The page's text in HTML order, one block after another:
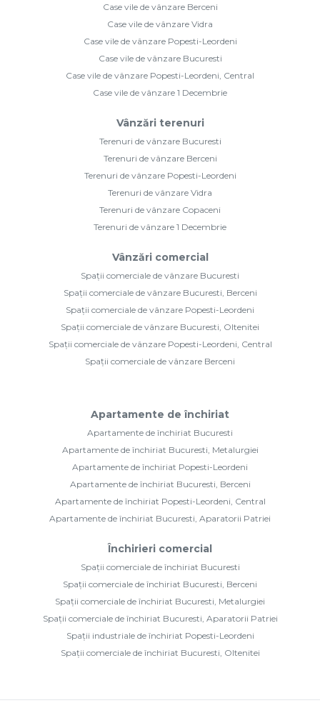
Case vile de vânzare Berceni
Case vile de vânzare Vidra
Case vile de vânzare Popesti-Leordeni
Case vile de vânzare Bucuresti
Case vile de vânzare Popesti-Leordeni, Central
Case vile de vânzare 1 Decembrie
Vânzări terenuri
Terenuri de vânzare Bucuresti
Terenuri de vânzare Berceni
Terenuri de vânzare Popesti-Leordeni
Terenuri de vânzare Vidra
Terenuri de vânzare Copaceni
Terenuri de vânzare 1 Decembrie
Vânzări comercial
Spații comerciale de vânzare Bucuresti
Spații comerciale de vânzare Bucuresti, Berceni
Spații comerciale de vânzare Popesti-Leordeni
Spații comerciale de vânzare Bucuresti, Oltenitei
Spații comerciale de vânzare Popesti-Leordeni, Central
Spații comerciale de vânzare Berceni
Apartamente de închiriat
Apartamente de închiriat Bucuresti
Apartamente de închiriat Bucuresti, Metalurgiei
Apartamente de închiriat Popesti-Leordeni
Apartamente de închiriat Bucuresti, Berceni
Apartamente de închiriat Popesti-Leordeni, Central
Apartamente de închiriat Bucuresti, Aparatorii Patriei
Închirieri comercial
Spații comerciale de închiriat Bucuresti
Spații comerciale de închiriat Bucuresti, Berceni
Spații comerciale de închiriat Bucuresti, Metalurgiei
Spații comerciale de închiriat Bucuresti, Aparatorii Patriei
Spații industriale de închiriat Popesti-Leordeni
Spații comerciale de închiriat Bucuresti, Oltenitei